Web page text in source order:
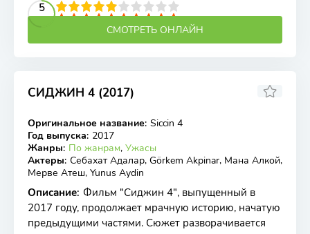
5
4 5 6 7 8 9 10
СМОТРЕТЬ ОНЛАЙН
СИДЖИН 4 (2017)
WEB-DLRip
5.7
Оригинальное название: Siccin 4
Год выпуска: 2017
Жанры: По жанрам, Ужасы
Актеры: Себахат Адалар, Görkem Akpinar, Мана Алкой,
Мерве Атеш, Yunus Aydin
Описание: Фильм "Сиджин 4", выпущенный в
2017 году, продолжает мрачную историю, начатую
предыдущими частями. Сюжет разворачивается